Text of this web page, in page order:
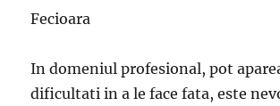
Fecioara
In domeniul profesional, pot
dificultati in a le face fata, este